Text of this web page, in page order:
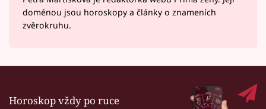
doménou jsou horoskopy a články o znameních
zvěrokruhu.
Horoskop vždy po ruce